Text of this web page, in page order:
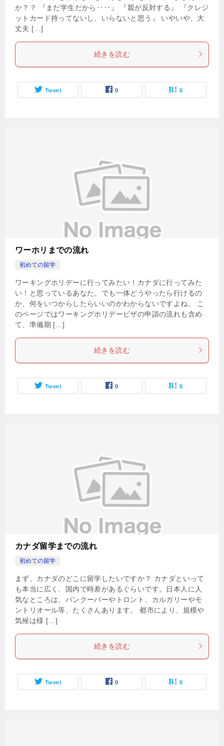
か？？ 『まだ学生だから‥‥』 『親が反対する』 『クレジ
ットカード持ってないし、いらないと思う』 いやいや、大
丈夫 […]
続きを読む
Tweet 0 0
ワーホリまでの流れ
初めての留学
ワーキングホリデーに行ってみたい！カナダに行ってみた
い！と思っているあなた。でも一体どうやったら行けるの
か、何をいつからしたらいいのかわからないですよね。 こ
のページではワーキングホリデービザの申請の流れも含め
て、準備期 […]
続きを読む
Tweet 0 0
カナダ留学までの流れ
初めての留学
まず、カナダのどこに留学したいですか？ カナダといって
も本当に広く、国内で時差があるぐらいです。日本人に人
気なところは、バンクーバーやトロント、カルガリーやモ
ントリオール等、たくさんあります。 都市により、規模や
気候は様 […]
続きを読む
Tweet 0 0